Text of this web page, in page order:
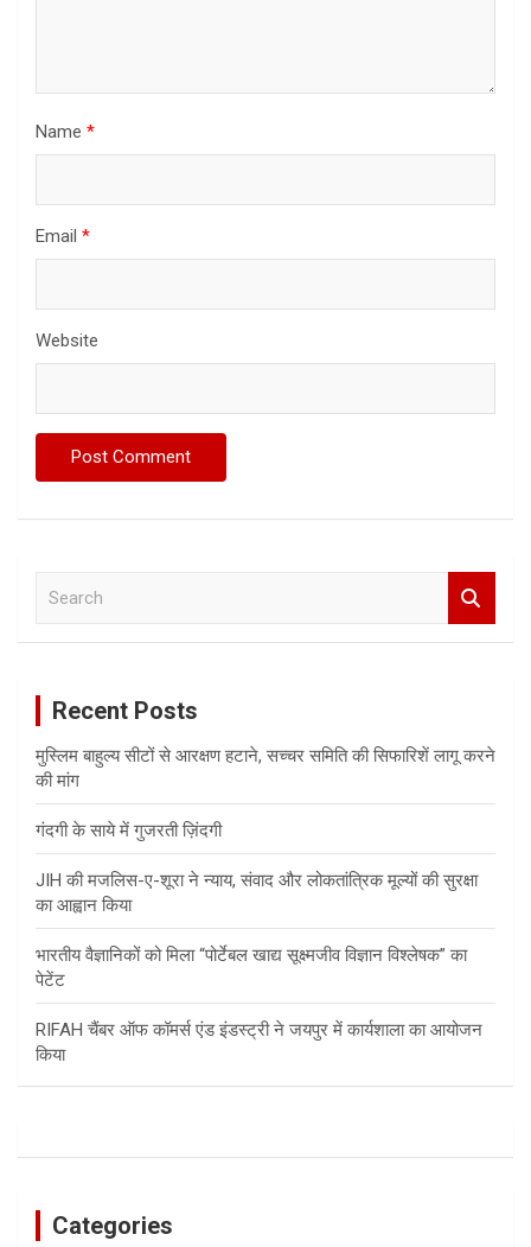
Name *
Email *
Website
Recent Posts
मुस्लिम बाहुल्य सीटों से आरक्षण हटाने, सच्चर समिति की सिफारिशें लागू करने
की मांग
गंदगी के साये में गुजरती ज़िंदगी
JIH की मजलिस-ए-शूरा ने न्याय, संवाद और लोकतांत्रिक मूल्यों की सुरक्षा
का आह्वान किया
भारतीय वैज्ञानिकों को मिला “पोर्टेबल खाद्य सूक्ष्मजीव विज्ञान विश्लेषक” का
पेटेंट
RIFAH चैंबर ऑफ कॉमर्स एंड इंडस्ट्री ने जयपुर में कार्यशाला का आयोजन
किया
Categories